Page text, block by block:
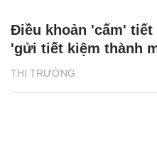
THỊ TRƯỜNG
Điều khoản 'cấm'
'gửi tiết kiệm thành